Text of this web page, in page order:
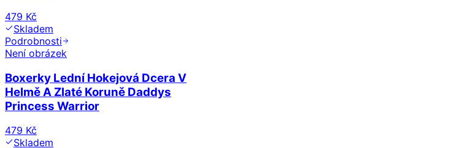
479 Kč
Skladem
Podrobnosti
Není obrázek
Boxerky Lední Hokejová Dcera V
Helmě A Zlaté Koruně Daddys
Princess Warrior
479 Kč
Skladem